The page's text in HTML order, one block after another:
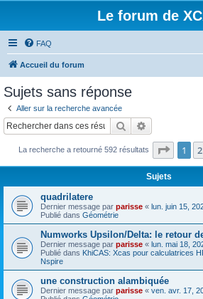
Le forum de
FAQ
Accueil du forum
Sujets sans réponse
Aller sur la recherche avancée
Rechercher
La recherche a retourné 592 résultats Page 1
1 2
Sujets
quadrilatere
Dernier message par parisse « lun. juin 15,
Publié dans Géométrie
Numworks Upsilon/Delta: le retour
Dernier message par parisse « lun. mai 18,
Publié dans KhiCAS: Xcas pour calculatrices
Nspire
une construction alambiquée
Dernier message par parisse « ven. avr. 17,